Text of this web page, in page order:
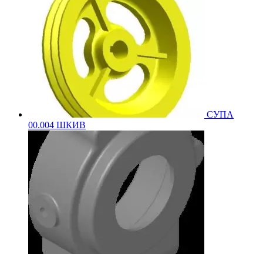
СУПА
00.004 ШКИВ